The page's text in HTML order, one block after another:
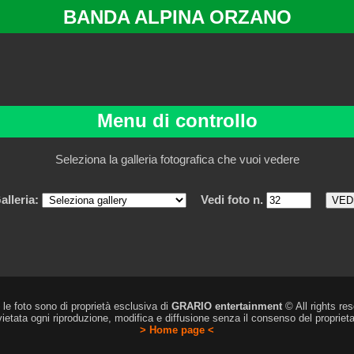
BANDA ALPINA ORZANO
Menu di controllo
Seleziona la galleria fotografica che vuoi vedere
Vedi foto n.
le foto sono di proprietà esclusiva di GRARIO entertainment© All rights
ogni riproduzione, modifica e diffusione senza il consenso del
> Home page <